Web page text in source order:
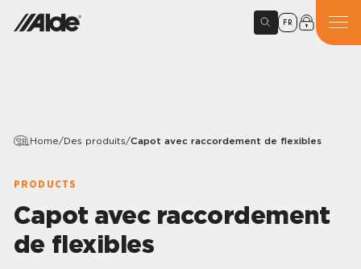
FR
Home/Des produits/Capot avec raccordement de flexibles
PRODUCTS
Capot avec raccordement
de flexibles